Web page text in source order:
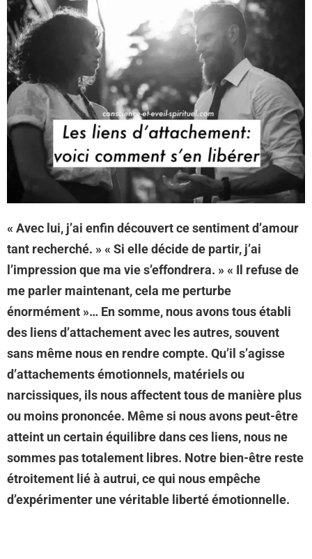
« Avec lui, j’ai enfin découvert ce sentiment d’amour
tant recherché. » « Si elle décide de partir, j’ai
l’impression que ma vie s’effondrera. » « Il refuse de
me parler maintenant, cela me perturbe
énormément »… En somme, nous avons tous établi
des liens d’attachement avec les autres, souvent
sans même nous en rendre compte. Qu’il s’agisse
d’attachements émotionnels, matériels ou
narcissiques, ils nous affectent tous de manière plus
ou moins prononcée. Même si nous avons peut-être
atteint un certain équilibre dans ces liens, nous ne
sommes pas totalement libres. Notre bien-être reste
étroitement lié à autrui, ce qui nous empêche
d’expérimenter une véritable liberté émotionnelle.